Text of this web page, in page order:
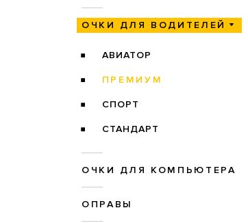
ОЧКИ ДЛЯ ВОДИТЕЛЕЙ
АВИАТОР
ПРЕМИУМ
СПОРТ
СТАНДАРТ
ОЧКИ ДЛЯ КОМПЬЮТЕРА
ОПРАВЫ